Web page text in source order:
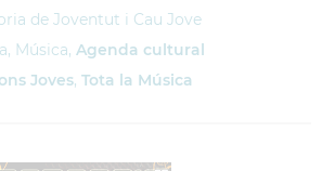
de Joventut i Cau Jove
Música, Agenda cultural
Joves, Tota la Música